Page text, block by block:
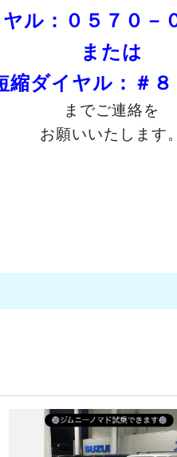
ル：０５７０－
または
縮ダイヤル：＃８
までご連絡を
お願いいたします。